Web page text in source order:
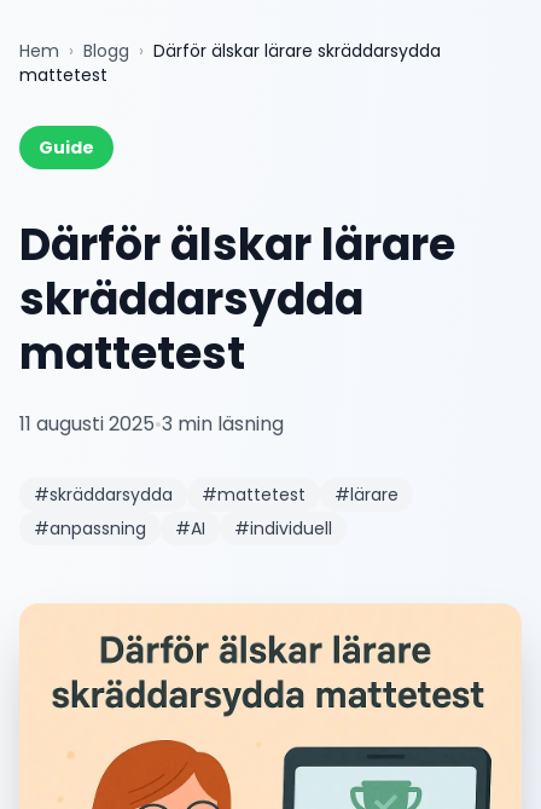
Hem › Blogg › Därför älskar lärare skräddarsydda
mattetest
Guide
Därför älskar lärare
skräddarsydda
mattetest
11 augusti 2025•3 min läsning
#skräddarsydda #mattetest #lärare
#anpassning #AI #individuell